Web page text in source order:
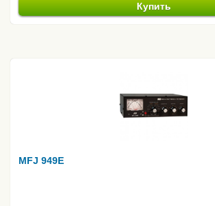
Купить
MFJ 949E